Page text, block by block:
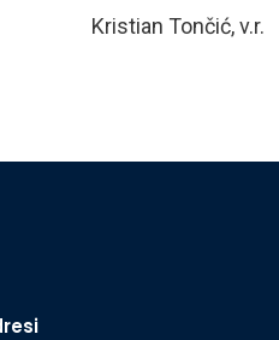
Kristian Tončić, v.r.